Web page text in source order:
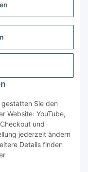
gestatten Sie den
Website: YouTube,
und
jederzeit ändern
Details finden